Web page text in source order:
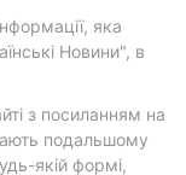
яка
Новини", в
з посиланням на
подальшому
якій формі,